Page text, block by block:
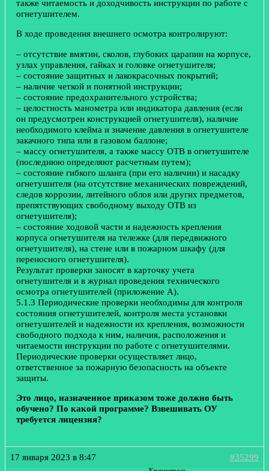
также читаемость и доходчивость инструкции по работе с
огнетушителем.
В ходе проведения внешнего осмотра контролируют:
– отсутствие вмятин, сколов, глубоких царапин на корпусе,
узлах управления, гайках и головке огнетушителя;
– состояние защитных и лакокрасочных покрытий;
– наличие четкой и понятной инструкции;
– состояние предохранительного устройства;
– целостность манометра или индикатора давления (если
он предусмотрен конструкцией огнетушителя), наличие
необходимого клейма и значение давления в огнетушителе
закачного типа или в газовом баллоне;
– массу огнетушителя, а также массу ОТВ в огнетушителе
(последнюю определяют расчетным путем);
– состояние гибкого шланга (при его наличии) и насадку
огнетушителя (на отсутствие механических повреждений,
следов коррозии, литейного облоя или других предметов,
препятствующих свободному выходу ОТВ из
огнетушителя);
– состояние ходовой части и надежность крепления
корпуса огнетушителя на тележке (для передвижного
огнетушителя), на стене или в пожарном шкафу (для
переносного огнетушителя).
Результат проверки заносят в карточку учета
огнетушителя и в журнал проведения технического
осмотра огнетушителей (приложение А).
5.1.3 Периодические проверки необходимы для контроля
состояния огнетушителей, контроля места установки
огнетушителей и надежности их крепления, возможности
свободного подхода к ним, наличия, расположения и
читаемости инструкции по работе с огнетушителями.
Периодические проверки осуществляет лицо,
ответственное за пожарную безопасность на объекте
защиты.
Это лицо, назначенное приказом тоже должно быть
обучено? По какой программе? Взвешивать ОУ
требуется лицензия?
17 января 2023 в 8:47 #35299